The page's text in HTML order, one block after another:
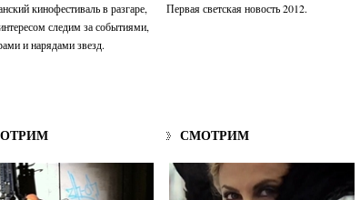
кинофестиваль в разгаре,
следим за событиями,
и нарядами звезд.
Первая светская новость 2012.
СМОТРИМ